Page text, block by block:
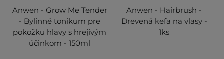
Anwen - Grow Me Tender
- Bylinné tonikum pre
pokožku hlavy s hrejivým
účinkom - 150ml
Anwen - Hairbrush -
Drevená kefa na vlasy -
1ks